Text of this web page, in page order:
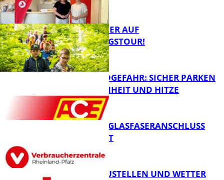
Panorama
MIT DEM JÄGER AUF
ENTDECKUNGSTOUR!
FB News
WALDBRANDGEFAHR: SICHER PARKEN
BEI TROCKENHEIT UND HITZE
WARUM EIN GLASFASERANSCHLUSS
SINNVOLL IST
PARKEN, BAUSTELLEN UND WETTER